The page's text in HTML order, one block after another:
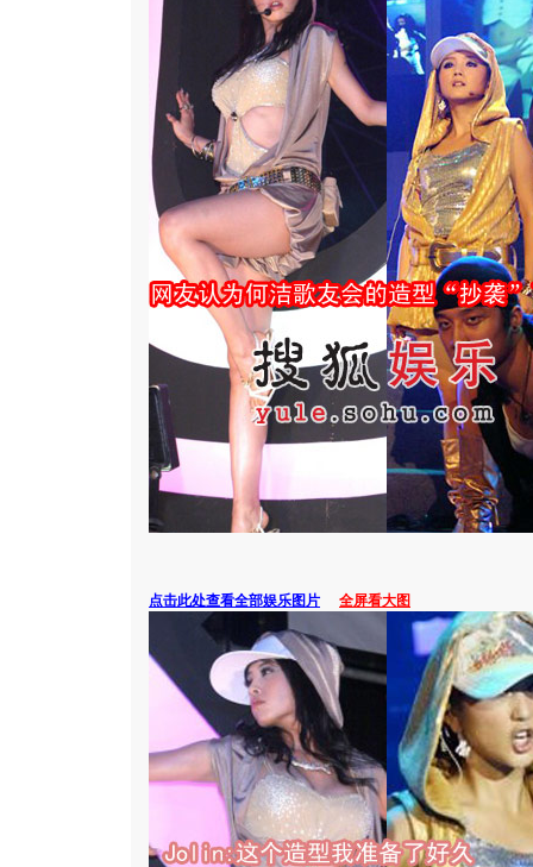
点击此处查看全部娱乐图片 全屏看大图